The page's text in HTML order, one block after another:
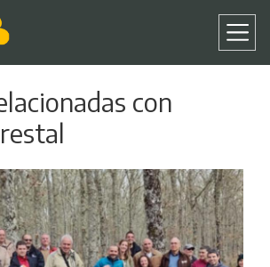
al
con